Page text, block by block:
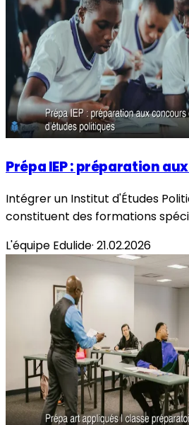
Prépa IEP : préparation
Intégrer un Institut d'Études
constituent des formations
L'équipe Edulide· 21.02.2026